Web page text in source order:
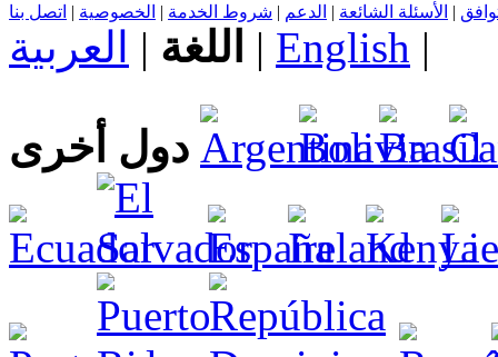
| الأسئلة الشائعة | الدعم | شروط الخدمة | الخصوصية | اتصل بنا
اللغة | العربية | English |
دول أخرى